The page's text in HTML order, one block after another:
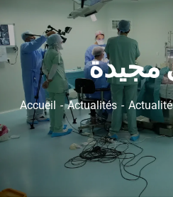
مجيدة
Accueil Actualités